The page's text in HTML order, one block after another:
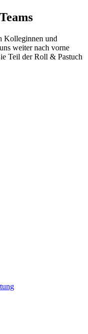
Kolleginnen und
weiter nach vorne
Teil der Roll & Pastuch